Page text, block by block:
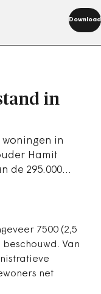
Download
in
woningen in
Hamit
de 295.000…
7500 (2,5
Van
net